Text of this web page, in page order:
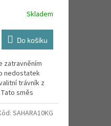
Skladem
Do košíku
zatravněním
nedostatek
trávník z
směs
SAHARA10KG